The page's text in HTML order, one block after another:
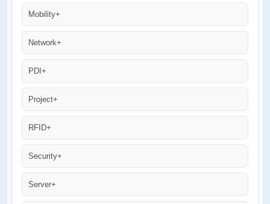
Mobility+
Network+
PDI+
Project+
RFID+
Security+
Server+